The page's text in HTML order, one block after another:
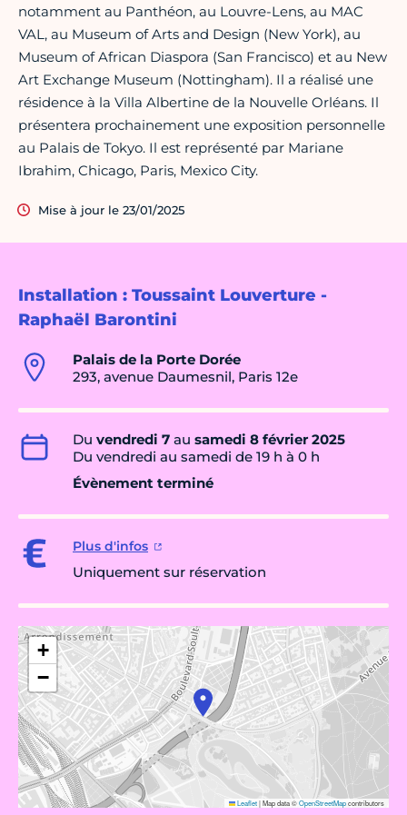
Installation : Toussaint Louverture -
Raphaël Barontini
Palais de la Porte Dorée
293, avenue Daumesnil, Paris 12e
Du vendredi 7 au samedi 8 février 2025
Du vendredi au samedi de 19 h à 0 h
Évènement terminé
Plus d'infos
Uniquement sur réservation
+
−
Leaflet|Map data ©OpenStreetMapcontributors
notamment au Panthéon, au Louvre-Lens, au MAC
VAL, au Museum of Arts and Design (New York), au
Museum of African Diaspora (San Francisco) et au New
Art Exchange Museum (Nottingham). Il a réalisé une
résidence à la Villa Albertine de la Nouvelle Orléans. Il
présentera prochainement une exposition personnelle
au Palais de Tokyo. Il est représenté par Mariane
Ibrahim, Chicago, Paris, Mexico City.
Mise à jour le 23/01/2025